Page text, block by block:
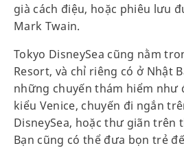
già cách điệu, hoặc phiêu lưu
Mark Twain.
Tokyo DisneySea cũng nằm
Resort, và chỉ riêng có ở Nhật
những chuyến thám hiểm như
kiểu Venice, chuyến đi ngắn
DisneySea, hoặc thư giãn trên
Bạn cũng có thể đưa bọn trẻ